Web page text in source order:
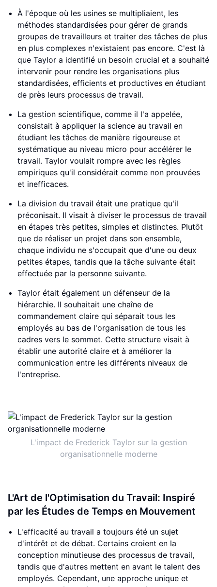
À l'époque où les usines se multipliaient, les
méthodes standardisées pour gérer de grands
groupes de travailleurs et traiter des tâches de plus
en plus complexes n'existaient pas encore. C'est là
que Taylor a identifié un besoin crucial et a souhaité
intervenir pour rendre les organisations plus
standardisées, efficients et productives en étudiant
de près leurs processus de travail.
La gestion scientifique, comme il l'a appelée,
consistait à appliquer la science au travail en
étudiant les tâches de manière rigoureuse et
systématique au niveau micro pour accélérer le
travail. Taylor voulait rompre avec les règles
empiriques qu'il considérait comme non prouvées
et inefficaces.
La division du travail était une pratique qu'il
préconisait. Il visait à diviser le processus de travail
en étapes très petites, simples et distinctes. Plutôt
que de réaliser un projet dans son ensemble,
chaque individu ne s'occupait que d'une ou deux
petites étapes, tandis que la tâche suivante était
effectuée par la personne suivante.
Taylor était également un défenseur de la
hiérarchie. Il souhaitait une chaîne de
commandement claire qui séparait tous les
employés au bas de l'organisation de tous les
cadres vers le sommet. Cette structure visait à
établir une autorité claire et à améliorer la
communication entre les différents niveaux de
l'entreprise.
L'impact de Frederick Taylor sur la gestion
organisationnelle moderne
L'Art de l'Optimisation du Travail: Inspiré
par les Études de Temps en Mouvement
L'efficacité au travail a toujours été un sujet
d'intérêt et de débat. Certains croient en la
conception minutieuse des processus de travail,
tandis que d'autres mettent en avant le talent des
employés. Cependant, une approche unique et